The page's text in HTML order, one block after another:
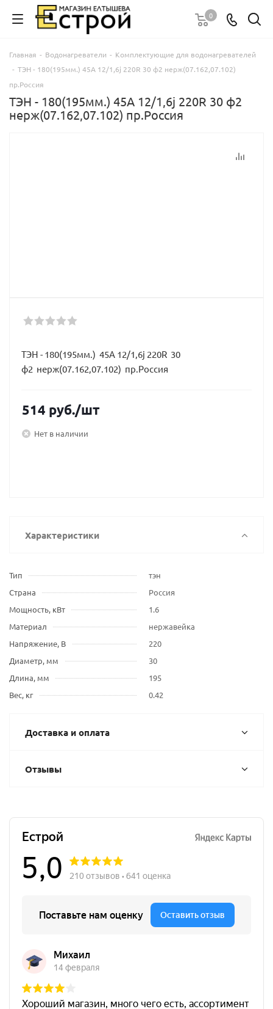
0
Главная - Водонагреватели - Комплектующие для водонагревателей
- ТЭН - 180(195мм.) 45А 12/1,6j 220R 30 ф2 нерж(07.162,07.102)
пр.Россия
ТЭН - 180(195мм.) 45А 12/1,6j 220R 30 ф2
нерж(07.162,07.102) пр.Россия
ТЭН - 180(195мм.) 45А 12/1,6j 220R 30
ф2 нерж(07.162,07.102) пр.Россия
514 руб./шт
Нет в наличии
Характеристики
Тип
тэн
Страна
Россия
Мощность, кВт
1.6
Материал
нержавейка
Напряжение, В
220
Диаметр, мм
30
Длина, мм
195
Вес, кг
0.42
Доставка и оплата
Отзывы